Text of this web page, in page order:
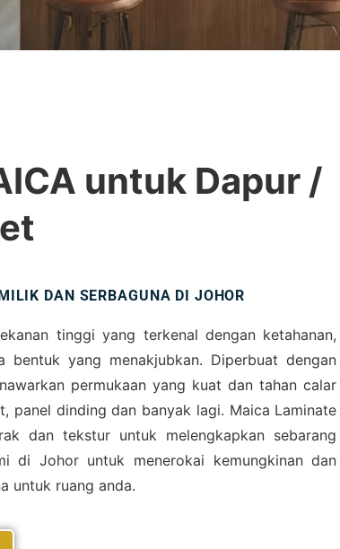
untuk Dapur /
DAN SERBAGUNA DI JOHOR
tinggi yang terkenal dengan ketahanan,
bentuk yang menakjubkan. Diperbuat dengan
permukaan yang kuat dan tahan calar
panel dinding dan banyak lagi. Maica Laminate
dan tekstur untuk melengkapkan sebarang
di Johor untuk menerokai kemungkinan dan
untuk ruang anda.